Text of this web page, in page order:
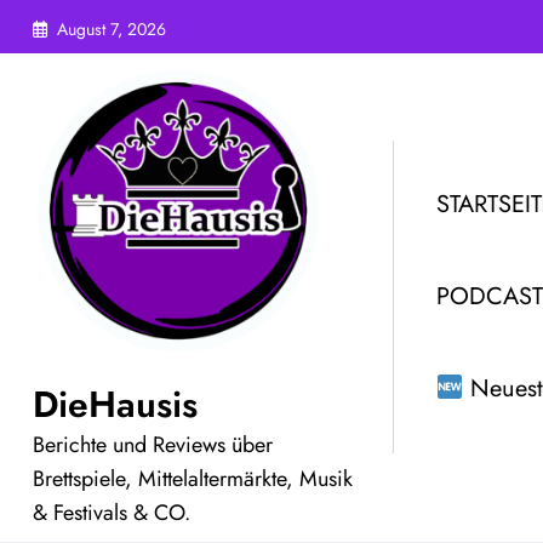
Inhalt
August 7, 2026
DieHausis
Berichte und Reviews über
Brettspiele, Mittelaltermärkte, Musik
& Festivals & CO.
PODCAST